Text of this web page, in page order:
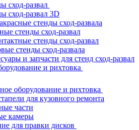
сход-развал
сход-развал 3D
стенды сход-развала
стенды сход-развал
стенды сход-развал
стенды сход-развала
и запчасти для стенд сход-развал
и рихтовка
оборудование и рихтовка
для кузовного ремонта
части
камеры
для правки дисков